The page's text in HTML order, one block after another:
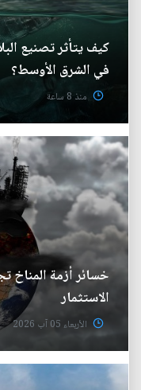
كيف يتأثر تصنيع
في الشرق الأوسط؟
منذ 8 ساعة
خسائر أزمة المناخ
الاستثمار
الأربعاء 05 آب 2026